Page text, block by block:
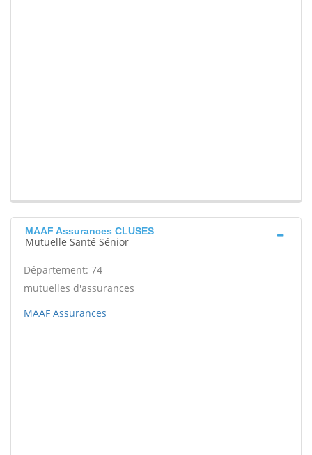
MAAF Assurances CLUSES
Mutuelle Santé Sénior
Département: 74
mutuelles d'assurances
MAAF Assurances